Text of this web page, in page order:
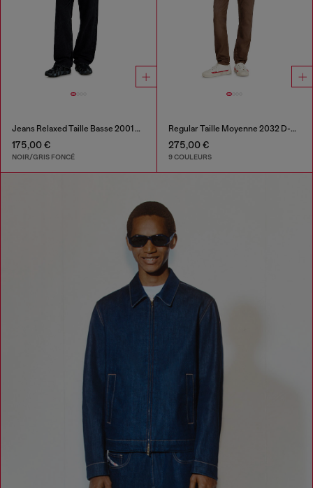
Jeans Relaxed Taille Basse 2001 D-Macro
175,00 €
NOIR/GRIS FONCÉ
Regular Taille Moyenne 2032 D-Krooley-BW Joggjeans®
275,00 €
9 COULEURS